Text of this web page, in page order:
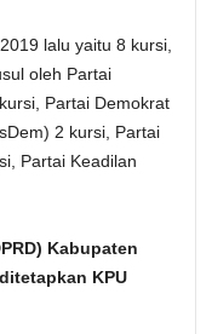
lalu yaitu 8 kursi,
oleh Partai
Partai Demokrat
2 kursi, Partai
Partai Keadilan
Kabupaten
KPU